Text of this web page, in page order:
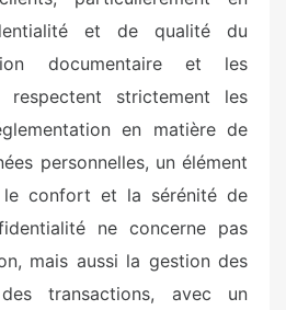
et de qualité du
documentaire et les
respectent strictement les
en matière de
personnelles, un élément
confort et la sérénité de
ne concerne pas
mais aussi la gestion des
transactions, avec un